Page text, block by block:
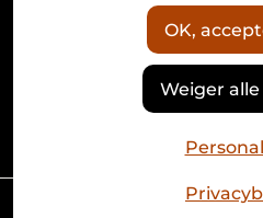
Het Mariaklokkenspel
OK,
Weiger